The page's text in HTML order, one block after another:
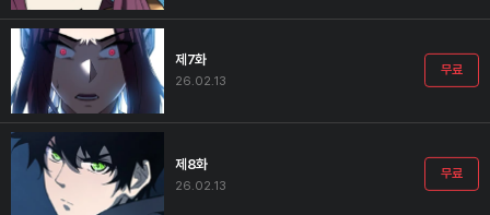
제7화
26.02.13
무료
제8화
26.02.13
무료